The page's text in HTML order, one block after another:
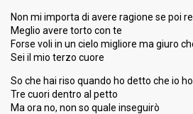
Non mi importa di avere ragione se poi
Meglio avere torto con te
Forse voli in un cielo migliore ma giuro
Sei il mio terzo cuore
So che hai riso quando ho detto che io ho
Tre cuori dentro al petto
Ma ora no, non so quale inseguirò